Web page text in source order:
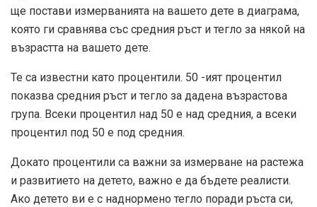
ще постави измерванията на вашето дете в диаграма,
която ги сравнява със средния ръст и тегло за някой на
възрастта на вашето дете.
Те са известни като процентили. 50 -ият процентил
показва средния ръст и тегло за дадена възрастова
група. Всеки процентил над 50 е над средния, а всеки
процентил под 50 е под средния.
Докато процентили са важни за измерване на растежа
и развитието на детето, важно е да бъдете реалисти.
Ако детето ви е с наднормено тегло поради ръста си,